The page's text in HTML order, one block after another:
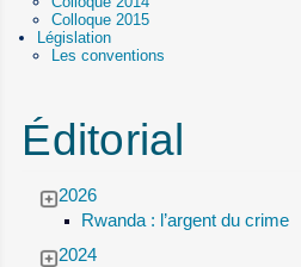
Colloque 2015
Législation
Les conventions
Éditorial
2026
Rwanda : l’argent du crime
2024